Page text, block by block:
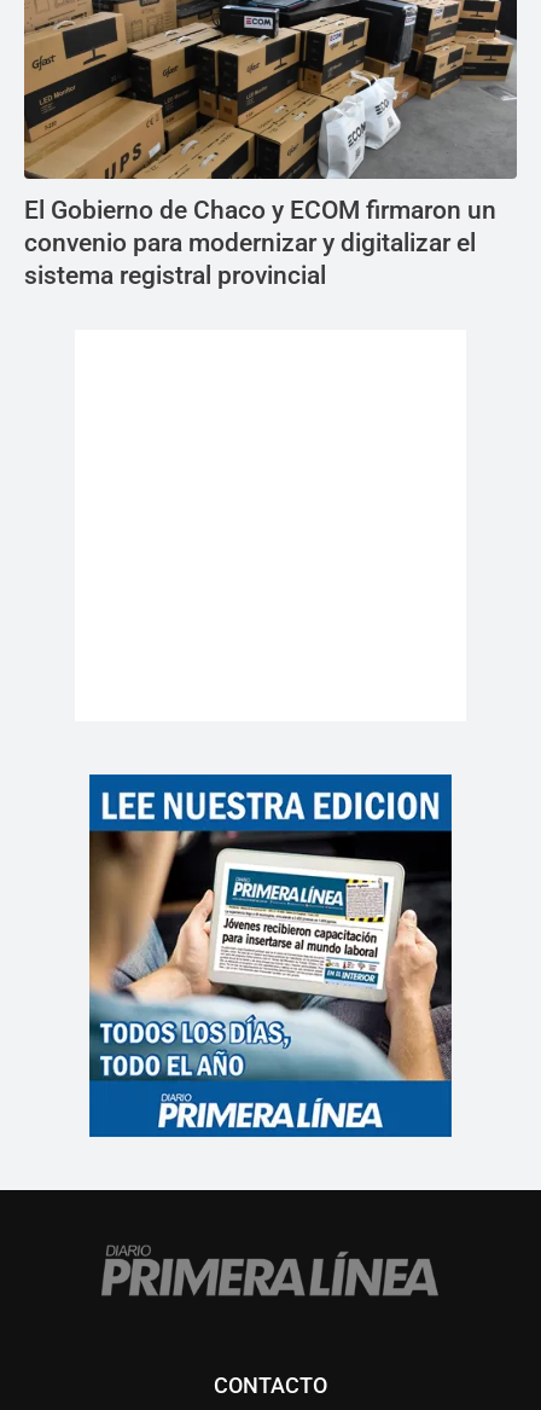
El Gobierno de Chaco y ECOM firmaron un
convenio para modernizar y digitalizar el
sistema registral provincial
CONTACTO